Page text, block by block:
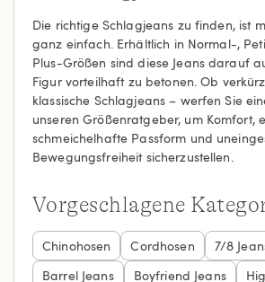
Die richtige Schlagjeans zu finden, ist
ganz einfach. Erhältlich in Normal-,
Plus-Größen sind diese Jeans darauf
Figur vorteilhaft zu betonen. Ob
klassische Schlagjeans – werfen Sie
unseren Größenratgeber, um Komfort,
schmeichelhafte Passform und
Bewegungsfreiheit sicherzustellen.
Vorgeschlagene
Chinohosen Cordhosen
7/8
Barrel Jeans
Boyfriend Jeans